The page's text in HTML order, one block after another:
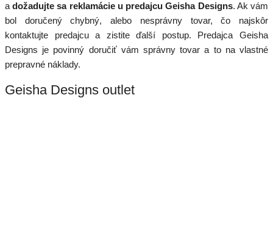
adožadujte sa reklamácie u predajcu Geisha Designs. Ak vám
bol doručený chybný, alebo nesprávny tovar, čo najskôr
kontaktujte predajcu a zistite ďalší postup. Predajca Geisha
Designs je povinný doručiť vám správny tovar a to na vlastné
prepravné náklady.
Geisha Designs outlet